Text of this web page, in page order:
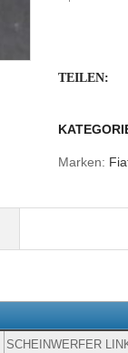
TEILEN:
Marken:
SCHEINWERFER